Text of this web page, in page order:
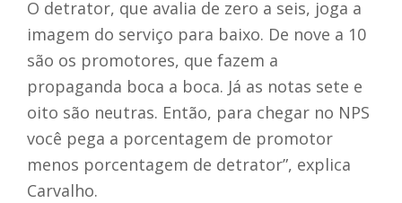
O detrator, que avalia de zero a seis, joga a
imagem do serviço para baixo. De nove a 10
são os promotores, que fazem a
propaganda boca a boca. Já as notas sete e
oito são neutras. Então, para chegar no NPS
você pega a porcentagem de promotor
menos porcentagem de detrator”, explica
Carvalho.